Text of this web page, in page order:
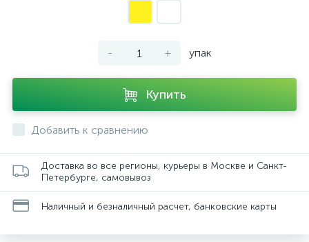
- + упак
Купить
Добавить к сравнению
Доставка во все регионы, курьеры в Москве и Санкт-
Петербурге, самовывоз
Наличный и безналичный расчет, банковские карты